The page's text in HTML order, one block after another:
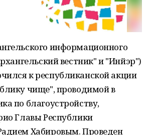
информационного
вестник" и "Инйэр")
к республиканской акции
чище", проводимой в
по благоустройству,
Главы Республики
Хабировым. Проведен